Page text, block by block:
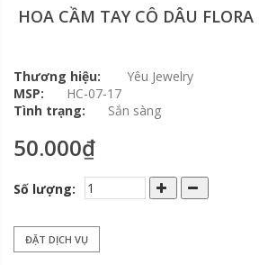
HOA CẦM TAY CÔ DÂU FLORA
Thương hiệu:
Yêu Jewelry
MSP:
HC-07-17
Tình trạng:
Sắn sàng
50.000₫
Số lượng:
ĐẶT DỊCH VỤ